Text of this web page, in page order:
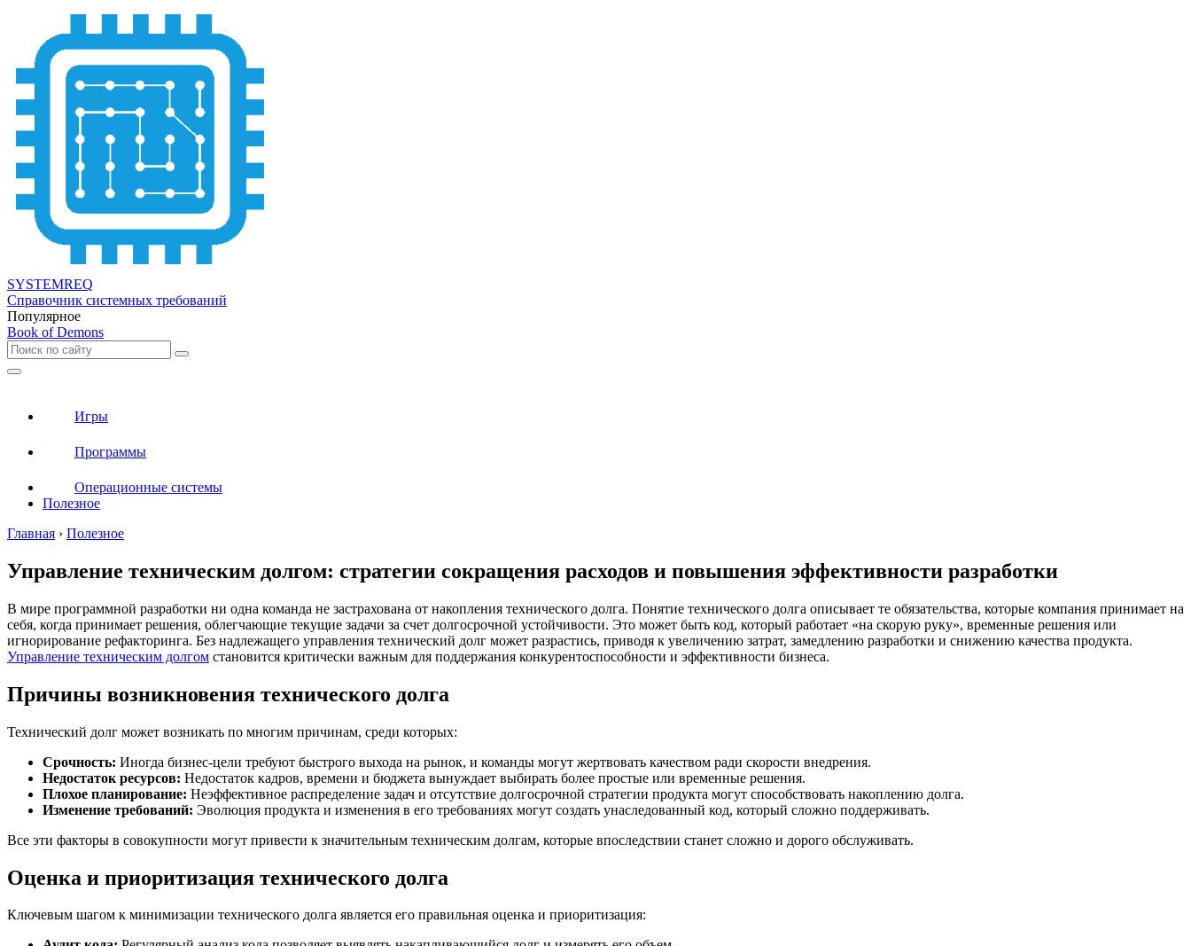
SYSTEMREQ
Справочник системных требований
Популярное
Book of Demons
Игры
Программы
Операционные системы
Полезное
Главная › Полезное
Управление техническим долгом: стратегии сокращения расходов и повышения эффективности разработки
В мире программной разработки ни одна команда не застрахована от накопления технического долга. Понятие технического долга описывает те обязательства, которые компания принимает на
себя, когда принимает решения, облегчающие текущие задачи за счет долгосрочной устойчивости. Это может быть код, который работает «на скорую руку», временные решения или
игнорирование рефакторинга. Без надлежащего управления технический долг может разрастись, приводя к увеличению затрат, замедлению разработки и снижению качества продукта.
Управление техническим долгом становится критически важным для поддержания конкурентоспособности и эффективности бизнеса.
Причины возникновения технического долга
Технический долг может возникать по многим причинам, среди которых:
Срочность: Иногда бизнес-цели требуют быстрого выхода на рынок, и команды могут жертвовать качеством ради скорости внедрения.
Недостаток ресурсов: Недостаток кадров, времени и бюджета вынуждает выбирать более простые или временные решения.
Плохое планирование: Неэффективное распределение задач и отсутствие долгосрочной стратегии продукта могут способствовать накоплению долга.
Изменение требований: Эволюция продукта и изменения в его требованиях могут создать унаследованный код, который сложно поддерживать.
Все эти факторы в совокупности могут привести к значительным техническим долгам, которые впоследствии станет сложно и дорого обслуживать.
Оценка и приоритизация технического долга
Ключевым шагом к минимизации технического долга является его правильная оценка и приоритизация: